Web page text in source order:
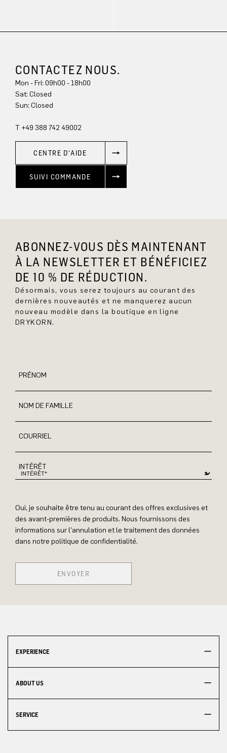
CONTACTEZ NOUS.
Mon - Fri: 09h00 - 18h00
Sun: Closed
T +49 388 742 49002
CENTRE D'AIDE
SUIVI COMMANDE
ABONNEZ-VOUS DÈS MAINTENANT
À LA NEWSLETTER ET BÉNÉFICIEZ
DE 10 % DE RÉDUCTION.
Désormais, vous serez toujours au courant des
dernières nouveautés et ne manquerez aucun
nouveau modèle dans la boutique en ligne
DRYKORN.
PRÉNOM
NOM DE FAMILLE
COURRIEL
INTÉRÊT
Oui, je souhaite être tenu au courant des offres exclusives et
des avant-premières de produits. Nous fournissons des
informations sur l'annulation et le traitement des données
dans notre politique de confidentialité.
ENVOYER
EXPERIENCE
ABOUT US
SERVICE